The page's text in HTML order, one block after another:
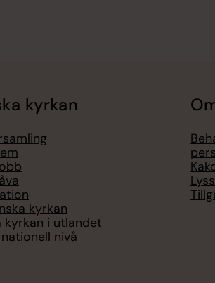
kyrkan
kyrkan
kyrkan i utlandet
nivå